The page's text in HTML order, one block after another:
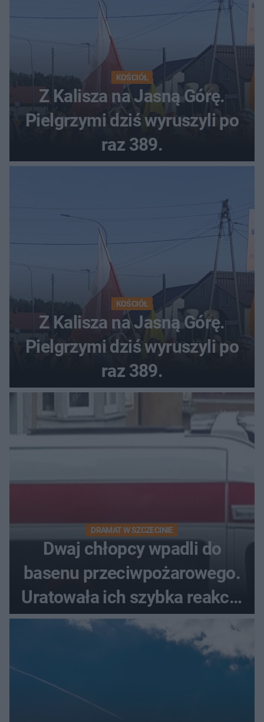
KOŚCIÓŁ
Z Kalisza na Jasną Górę.
Pielgrzymi dziś wyruszyli po
raz 389.
KOŚCIÓŁ
Z Kalisza na Jasną Górę.
Pielgrzymi dziś wyruszyli po
raz 389.
DRAMAT W SZCZECINIE
Dwaj chłopcy wpadli do
basenu przeciwpożarowego.
Uratowała ich szybka reakcja
świadków